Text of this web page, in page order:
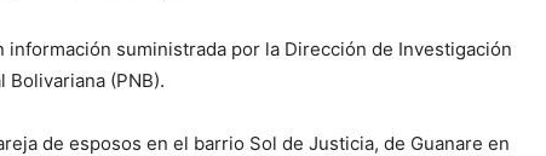
información suministrada por la Dirección de Investigación
Bolivariana (PNB).
de esposos en el barrio Sol de Justicia, de Guanare en